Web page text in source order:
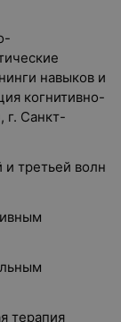
навыков и
когнитивно-
г. Санкт-
и третьей волн
терапия